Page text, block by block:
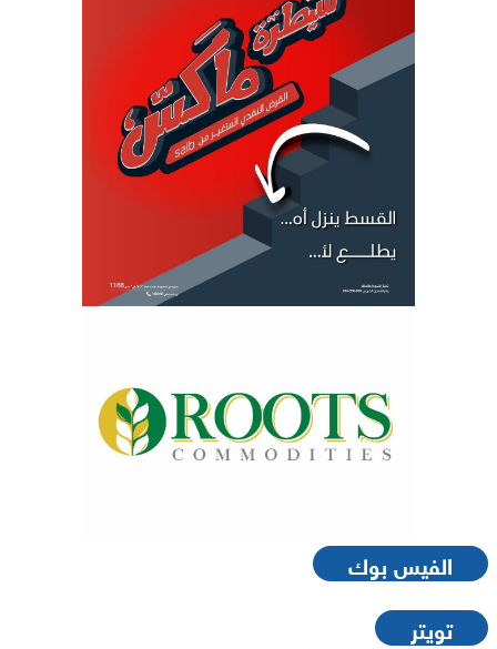
الفيس بوك
تويتر